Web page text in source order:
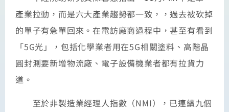
產業拉動，而是六大產業趨勢都一致，，過去被砍掉
的單子有急單回來。在電訪廠商過程中，甚至有看到
「5G光」，包括化學業者用在5G相關塗料、高階晶
圓封測要新增物流廠、電子設備機業者都有拉貨力
道。
至於非製造業經理人指數（NMI），已連續九個